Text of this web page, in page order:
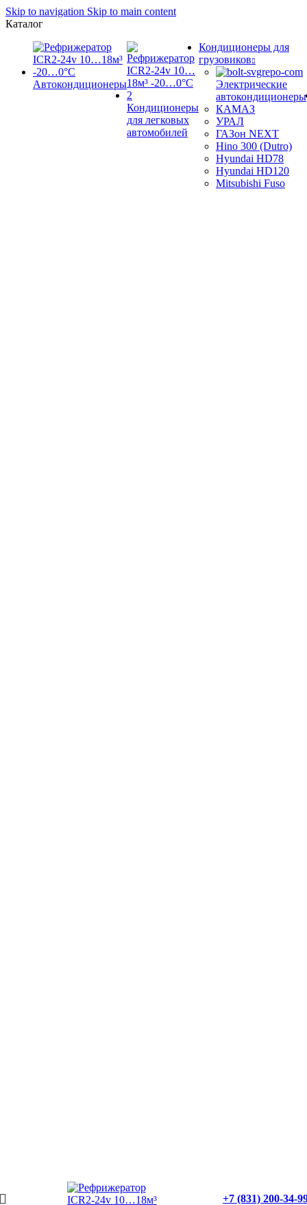
Skip to navigation Skip to main content
Каталог
Автокондиционеры
Кондиционеры
для легковых
автомобилей
Кондиционеры для
грузовиков
Электрические
автокондиционеры
КАМАЗ
УРАЛ
ГАЗон NEXT
Hino 300 (Dutro)
Hyundai HD78
Hyundai HD120
Mitsubishi Fuso
+7 (831) 200-34-